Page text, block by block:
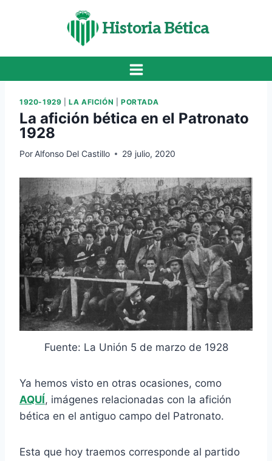
Historia Bética
1920-1929 |LA AFICIÓN PORTADA
La afición bética en el Patronato
1928
Por Alfonso Del Castillo 29 julio, 2020
Fuente: La Unión 5 de marzo de 1928
Ya hemos visto en otras ocasiones, como
AQUÍ, imágenes relacionadas con la afición
bética en el antiguo campo del Patronato.
Esta que hoy traemos corresponde al partido